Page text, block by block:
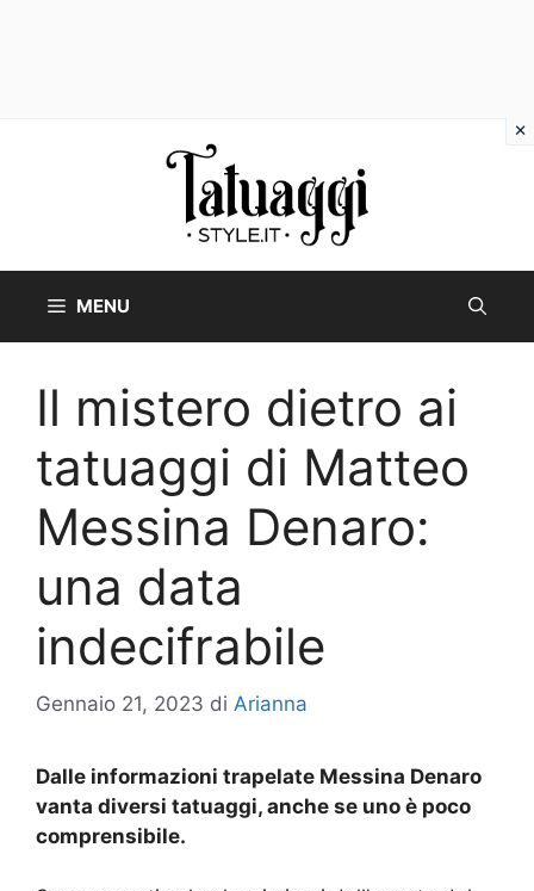
MENU
Il mistero dietro ai
tatuaggi di Matteo
Messina Denaro:
una data
indecifrabile
Gennaio 21, 2023 di Arianna
Dalle informazioni trapelate Messina Denaro
vanta diversi tatuaggi, anche se uno è poco
comprensibile.